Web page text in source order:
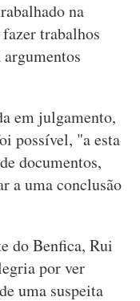
na
trabalhos
em julgamento,
possível, "a esta
documentos,
a uma conclusão
do Benfica, Rui
por ver
uma suspeita